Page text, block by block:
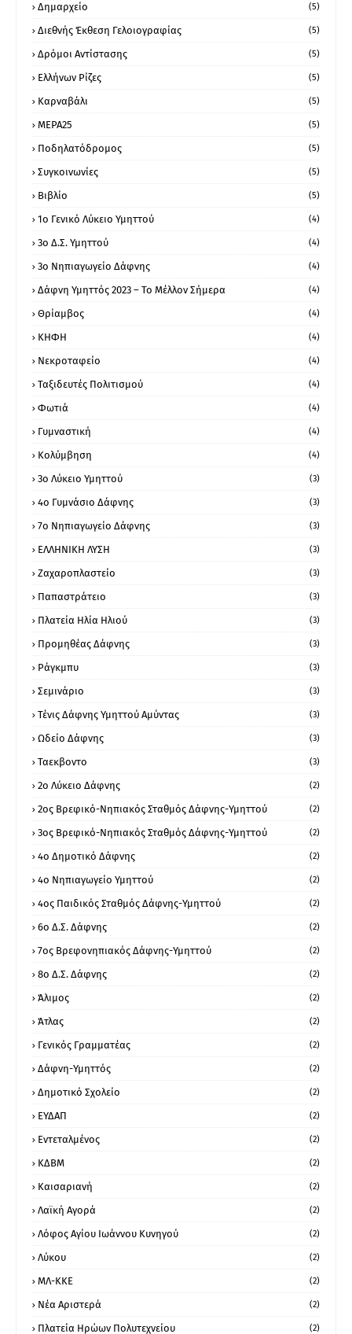
Δημαρχείο (5)
Διεθνής Έκθεση Γελοιογραφίας (5)
Δρόμοι Αντίστασης (5)
Ελλήνων Ρίζες (5)
Καρναβάλι (5)
ΜΕΡΑ25 (5)
Ποδηλατόδρομος (5)
Συγκοινωνίες (5)
Βιβλίο (5)
1ο Γενικό Λύκειο Υμηττού (4)
3ο Δ.Σ. Υμηττού (4)
3ο Νηπιαγωγείο Δάφνης (4)
Δάφνη Υμηττός 2023 – Το Μέλλον Σήμερα (4)
Θρίαμβος (4)
ΚΗΦΗ (4)
Νεκροταφείο (4)
Ταξιδευτές Πολιτισμού (4)
Φωτιά (4)
Γυμναστική (4)
Κολύμβηση (4)
3ο Λύκειο Υμηττού (3)
4ο Γυμνάσιο Δάφνης (3)
7ο Νηπιαγωγείο Δάφνης (3)
ΕΛΛΗΝΙΚΗ ΛΥΣΗ (3)
Ζαχαροπλαστείο (3)
Παπαστράτειο (3)
Πλατεία Ηλία Ηλιού (3)
Προμηθέας Δάφνης (3)
Ράγκμπυ (3)
Σεμινάριο (3)
Τένις Δάφνης Υμηττού Αμύντας (3)
Ωδείο Δάφνης (3)
Ταεκβοντο (3)
2ο Λύκειο Δάφνης (2)
2ος Βρεφικό-Νηπιακός Σταθμός Δάφνης-Υμηττού (2)
3ος Βρεφικό-Νηπιακός Σταθμός Δάφνης-Υμηττού (2)
4ο Δημοτικό Δάφνης (2)
4ο Νηπιαγωγείο Υμηττού (2)
4ος Παιδικός Σταθμός Δάφνης-Υμηττού (2)
6ο Δ.Σ. Δάφνης (2)
7ος Βρεφονηπιακός Δάφνης-Υμηττού (2)
8ο Δ.Σ. Δάφνης (2)
Άλιμος (2)
Άτλας (2)
Γενικός Γραμματέας (2)
Δάφνη-Υμηττός (2)
Δημοτικό Σχολείο (2)
ΕΥΔΑΠ (2)
Εντεταλμένος (2)
ΚΔΒΜ (2)
Καισαριανή (2)
Λαϊκή Αγορά (2)
Λόφος Αγίου Ιωάννου Κυνηγού (2)
Λύκου (2)
ΜΛ-ΚΚΕ (2)
Νέα Αριστερά (2)
Πλατεία Ηρώων Πολυτεχνείου (2)